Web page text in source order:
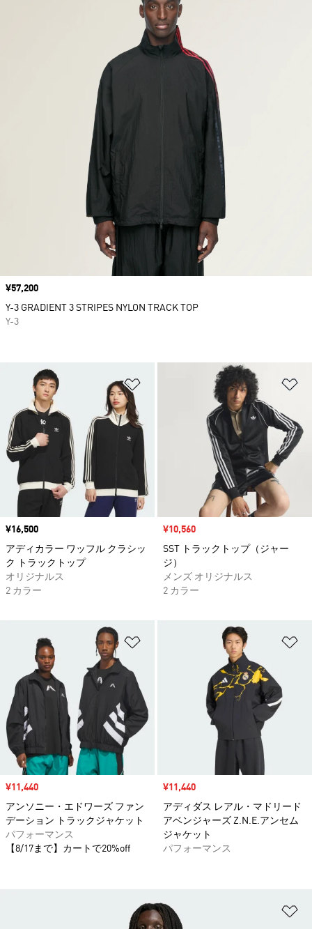
ほしいものリストに追加
価格
¥16,500
アディカラー ワッフル クラシッ
ク トラックトップ
オリジナルス
2 カラー
セール価格
¥10,560
SST トラックトップ（ジャー
ジ）
メンズ オリジナルス
2 カラー
ほしいものリストに追加
セール価格
¥11,440
アンソニー・エドワーズ ファン
デーション トラックジャケット
パフォーマンス
【8/17まで】カートで20%off
セール価格
¥11,440
アディダス レアル・マドリード
アベンジャーズ Z.N.E.アンセム
ジャケット
パフォーマンス
価格
¥57,200
Y-3 GRADIENT 3 STRIPES NYLON TRACK TOP
Y-3